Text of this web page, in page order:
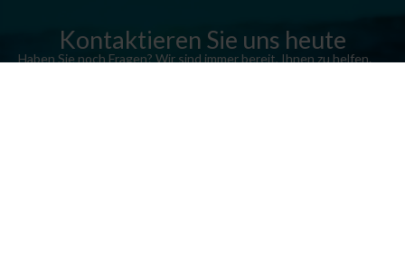
Kontaktieren Sie uns heute
Haben Sie noch Fragen? Wir sind immer bereit, Ihnen zu helfen.